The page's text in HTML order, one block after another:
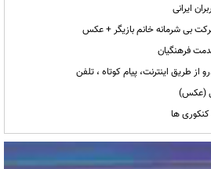
بی شرمانه خانم بازیگر + عکس
از طریق اینترنت، پیام کوتاه ، تلفن
(عکس)
ها